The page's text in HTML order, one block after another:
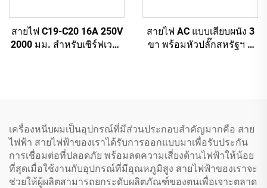
สายไฟ C19-C20 16A 250V
2000 มม. สำหรับเซิร์ฟเวอร์
สายไฟ AC แบบเสียบผนัง 3
ขา พร้อมหัวปลั๊กสหรัฐฯ 3
เครื่องหนีบผมเป็นอุปกรณ์ที่มีส่วนประกอบสำคัญมากคือ สาย
ไฟฟ้า สายไฟฟ้าของเราได้รับการออกแบบมาเพื่อรับประกัน
การเชื่อมต่อที่ปลอดภัย พร้อมลดความเสี่ยงด้านไฟฟ้าให้น้อย
ที่สุดเมื่อใช้งานกับอุปกรณ์ที่มีอุณหภูมิสูง สายไฟฟ้าของเราจะ
ช่วยให้ผู้ผลิตสามารถยกระดับผลิตภัณฑ์ของตนเพื่อเจาะตลาด